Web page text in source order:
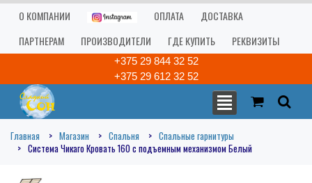
О КОМПАНИИ ОПЛАТА
ДОСТАВКА
ПАРТНЕРАМ
ПРОИЗВОДИТЕЛИ ГДЕ КУПИТЬ РЕКВИЗИТЫ
+375 29 844 32 52
+375 29 612 32 52
Главная Магазин Спальня
Спальные гарнитуры
Система Чикаго Кровать 160 c подъемным механизмом Белый